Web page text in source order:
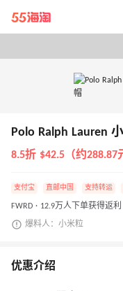
带你去官网买正品
Polo Ralph Lauren
8.5折 $42.5（约288.87
支付宝 直邮中国 支持转运
FWRD · 12.9万人下单获得返利
爆料人：小米粒
优惠介绍